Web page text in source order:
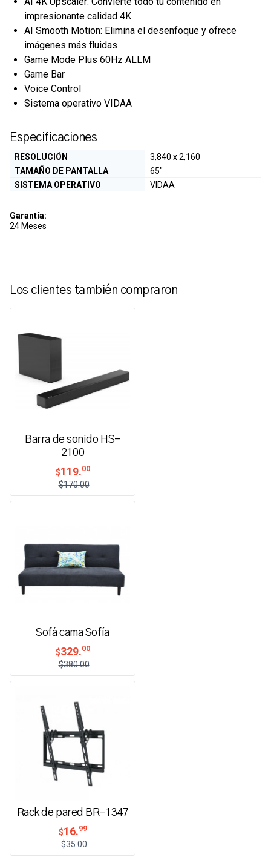
impresionante calidad 4K
AI Smooth Motion: Elimina el desenfoque y ofrece
imágenes más fluidas
Game Mode Plus 60Hz ALLM
Game Bar
Voice Control
Sistema operativo VIDAA
Especificaciones
RESOLUCIÓN
3,840 x 2,160
TAMAÑO DE PANTALLA
65"
SISTEMA OPERATIVO
VIDAA
Garantía:
24 Meses
Los clientes también compraron
Barra de sonido HS-
2100
$119.00
$170.00
Sofá cama Sofía
$329.00
$380.00
Rack de pared BR-1347
$16.99
$35.00